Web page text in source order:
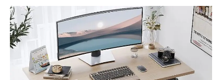
Amazon.co.jp
昇降式のパソコンデスクは天板の高さが変えられます。
広く出回っているのは電動式なので、ボタン1つで高さ
を変えられますよ。昇降式のメリット・デメリットは以